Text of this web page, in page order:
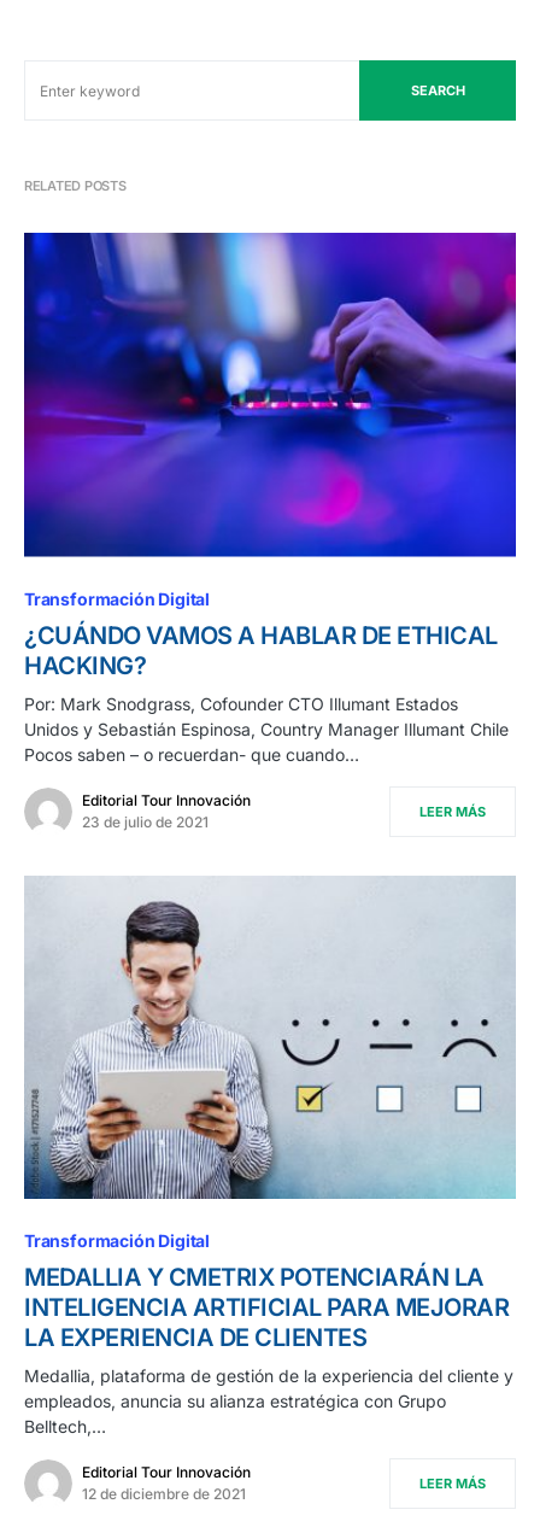
SEARCH
RELATED POSTS
Transformación Digital
¿CUÁNDO VAMOS A HABLAR DE ETHICAL
HACKING?
Por: Mark Snodgrass, Cofounder CTO Illumant Estados
Unidos y Sebastián Espinosa, Country Manager Illumant Chile
Pocos saben – o recuerdan- que cuando…
Editorial Tour Innovación
23 de julio de 2021
LEER MÁS
Transformación Digital
MEDALLIA Y CMETRIX POTENCIARÁN LA
INTELIGENCIA ARTIFICIAL PARA MEJORAR
LA EXPERIENCIA DE CLIENTES
Medallia, plataforma de gestión de la experiencia del cliente y
empleados, anuncia su alianza estratégica con Grupo
Belltech,…
Editorial Tour Innovación
12 de diciembre de 2021
LEER MÁS